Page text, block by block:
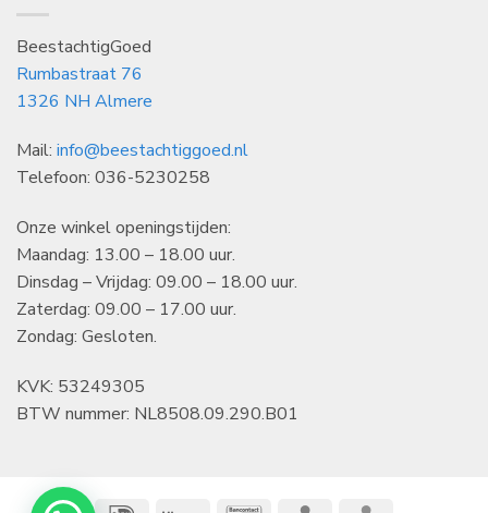
BeestachtigGoed
Rumbastraat 76
1326 NH Almere
Mail: info@beestachtiggoed.nl
Telefoon: 036-5230258
Onze winkel openingstijden:
Maandag: 13.00 – 18.00 uur.
Dinsdag – Vrijdag: 09.00 – 18.00 uur.
Zaterdag: 09.00 – 17.00 uur.
Zondag: Gesloten.
KVK: 53249305
BTW nummer: NL8508.09.290.B01